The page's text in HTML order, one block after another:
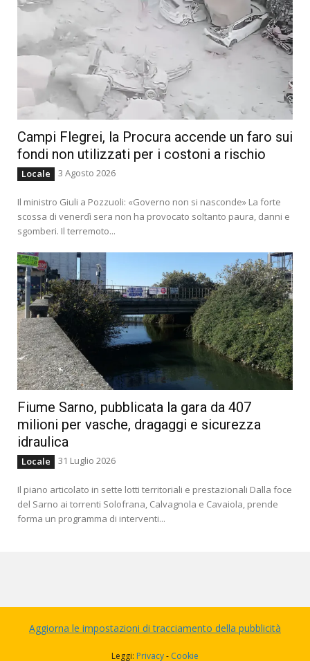
Campi Flegrei, la Procura accende un faro sui
fondi non utilizzati per i costoni a rischio
Locale 3 Agosto 2026
Il ministro Giuli a Pozzuoli: «Governo non si nasconde» La forte
scossa di venerdì sera non ha provocato soltanto paura, danni e
sgomberi. Il terremoto...
Fiume Sarno, pubblicata la gara da 407
milioni per vasche, dragaggi e sicurezza
idraulica
Locale 31 Luglio 2026
Il piano articolato in sette lotti territoriali e prestazionali Dalla foce
del Sarno ai torrenti Solofrana, Calvagnola e Cavaiola, prende
forma un programma di interventi...
Aggiorna le impostazioni di tracciamento della pubblicità
Leggi: Privacy- Cookie